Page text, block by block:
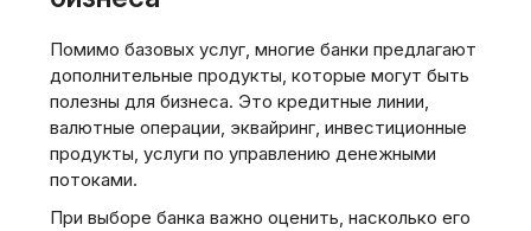
Помимо базовых услуг, многие банки предлагают
дополнительные продукты, которые могут быть
полезны для бизнеса. Это кредитные линии,
валютные операции, эквайринг, инвестиционные
продукты, услуги по управлению денежными
потоками.
При выборе банка важно оценить, насколько его